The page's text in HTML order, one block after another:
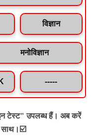
विज्ञान
मनोविज्ञान
-----
टेस्ट" उपलब्ध हैं। अब करें
साथ।☑️